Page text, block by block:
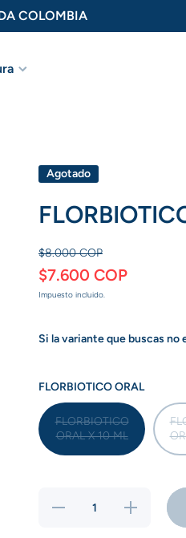
COLOMBIA
Agotado
$8.000 COP
$7.600 COP
Impuesto incluido.
Si la variante que buscas no
FLORBIOTICO ORAL
FLORBIOTICO
ORAL X 10 ML
Reducir
Aumentar
cantidad para